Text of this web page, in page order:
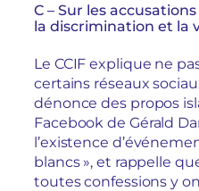
C – Sur les
la discrimination et la
Le CCIF explique ne
certains réseaux
dénonce des propos
Facebook de Gérald
l’existence
blancs », et rappelle
toutes confessions y